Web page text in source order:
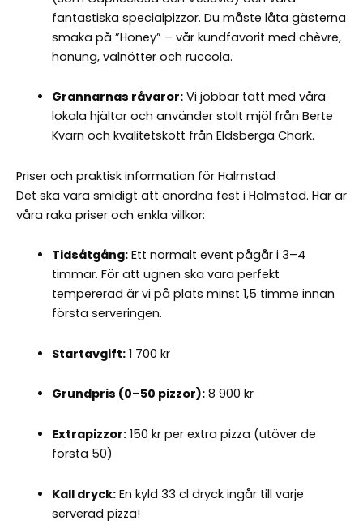
fantastiska specialpizzor. Du måste låta gästerna
smaka på ”Honey” – vår kundfavorit med chèvre,
honung, valnötter och ruccola.
Grannarnas råvaror:Vi jobbar tätt med våra
lokala hjältar och använder stolt mjöl från Berte
Kvarn och kvalitetskött från Eldsberga Chark.
Priser och praktisk information för Halmstad
Det ska vara smidigt att anordna fest i Halmstad. Här är
våra raka priser och enkla villkor:
Tidsåtgång:Ett normalt event pågår i 3–4
timmar. För att ugnen ska vara perfekt
tempererad är vi på plats minst 1,5 timme innan
första serveringen.
Startavgift:1 700 kr
Grundpris (0–50 pizzor):8 900 kr
Extrapizzor:150 kr per extra pizza (utöver de
första 50)
Kall dryck:En kyld 33 cl dryck ingår till varje
serverad pizza!